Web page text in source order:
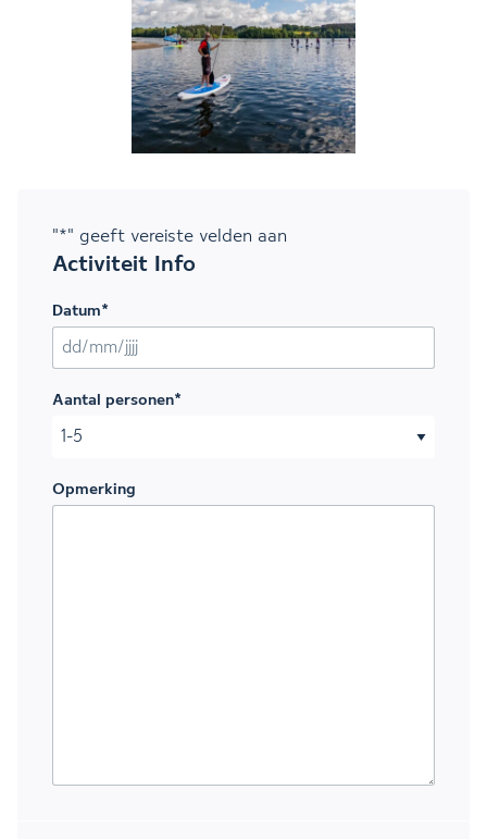
"*" geeft vereiste velden aan
Activiteit Info
Datum*
DD slash MM slash JJJJ
Aantal personen*
Opmerking